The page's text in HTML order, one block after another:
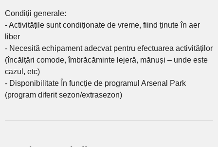
Condiții generale:
- Activitățile sunt condiționate de vreme, fiind ținute în aer
liber
- Necesită echipament adecvat pentru efectuarea activităților
(încălțări comode, îmbrăcăminte lejeră, mănuși – unde este
cazul, etc)
- Disponibilitate În funcție de programul Arsenal Park
(program diferit sezon/extrasezon)